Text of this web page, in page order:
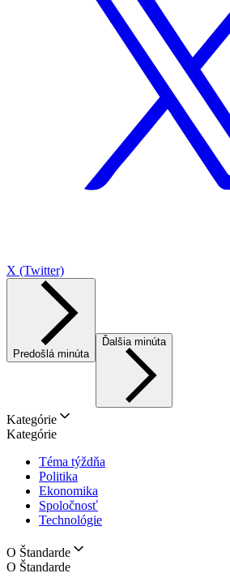
X (Twitter)
Predošlá minúta
Ďalšia minúta
Kategórie
Kategórie
Téma týždňa
Politika
Ekonomika
Spoločnosť
Technológie
O Štandarde
O Štandarde